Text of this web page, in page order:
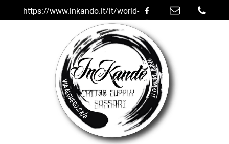
https://www.inkando.it/it/world-
famous-limitless-cappuccino--